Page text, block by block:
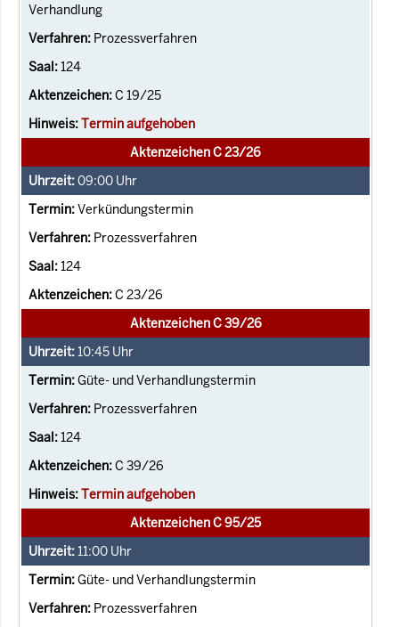
Verhandlung
Prozessverfahren
124
C 19/25
Termin aufgehoben
Aktenzeichen C 23/26
09:00 Uhr
Verkündungstermin
Prozessverfahren
124
C 23/26
Aktenzeichen C 39/26
10:45 Uhr
Güte- und Verhandlungstermin
Prozessverfahren
124
C 39/26
Termin aufgehoben
Aktenzeichen C 95/25
11:00 Uhr
Güte- und Verhandlungstermin
Prozessverfahren